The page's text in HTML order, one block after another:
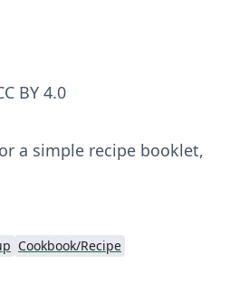
BY 4.0
a simple recipe booklet,
Cookbook/Recipe